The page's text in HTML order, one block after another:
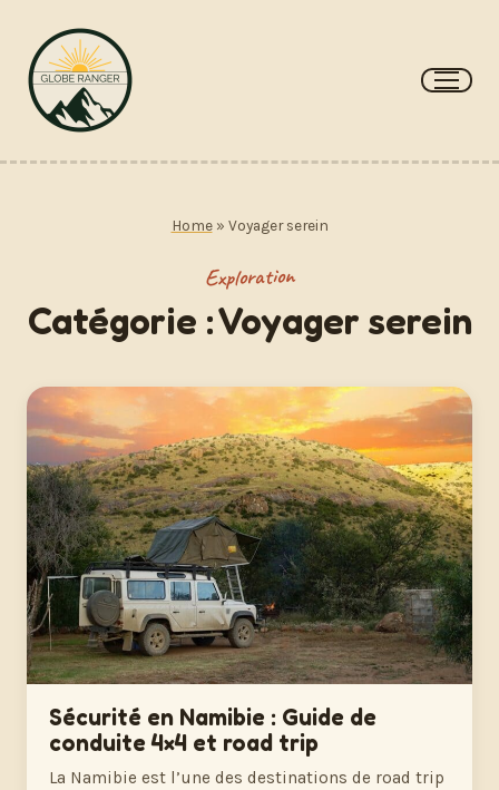
contenu
Home» Voyager serein
Exploration
Catégorie :Voyager serein
Sécurité en Namibie : Guide de
conduite 4×4 et road trip
La Namibie est l’une des destinations de road trip